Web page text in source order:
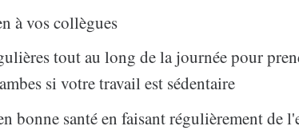
à vos collègues
tout au long de la journée pour
si votre travail est sédentaire
bonne santé en faisant régulièrement de